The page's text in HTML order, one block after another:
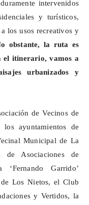
intervenidos
y turísticos,
los usos recreativos y
obstante, la ruta es
el itinerario, vamos a
urbanizados y
de Vecinos de
ayuntamientos de
Municipal de La
de Asociaciones de
Garrido’
Los Nietos, el Club
y Vertidos, la